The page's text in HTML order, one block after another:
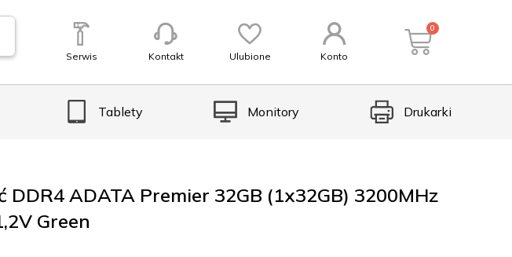
Serwis Kontakt Ulubione Konto
0
Tablety Monitory Drukarki
DDR4 ADATA Premier 32GB (1x32GB) 3200MHz
Green